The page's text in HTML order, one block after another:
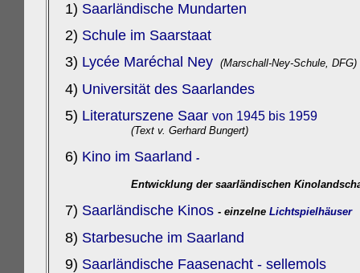
1) Saarländische Mundarten
2) Schule im Saarstaat
3) Lycée Maréchal Ney (Marschall-Ney-Schule, DFG)
4) Universität des Saarlandes
5) Literaturszene Saar von 1945 bis 1959
(Text v. Gerhard Bungert)
6) Kino im Saarland -
Entwicklung der saarländischen
7) Saarländische Kinos - einzelne Lichtspielhäuser
8) Starbesuche im Saarland
9) Saarländische Faasenacht - sellemols